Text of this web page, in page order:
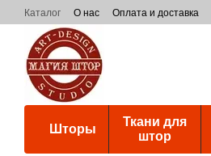
Перейти к основному контенту
Каталог О нас Оплата и доставка
Шторы
Ткани для
штор